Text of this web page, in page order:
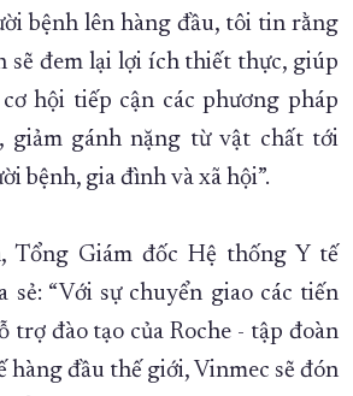
bệnh lên hàng đầu, tôi tin rằng
sẽ đem lại lợi ích thiết thực, giúp
hội tiếp cận các phương pháp
giảm gánh nặng từ vật chất tới
bệnh, gia đình và xã hội”.
Tổng Giám đốc Hệ thống Y tế
sẻ: “Với sự chuyển giao các tiến
trợ đào tạo của Roche - tập đoàn
hàng đầu thế giới, Vinmec sẽ đón